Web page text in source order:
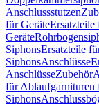
Anschlussstutzen
für Geräte
Geräte
SiphonsErsatzteile
SiphonsAnschlüsse
AnschlüsseZubehör
für Ablaufgarnituren
Siphons